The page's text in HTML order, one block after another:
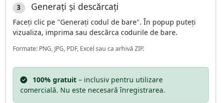
3 Generați și descărcați
Faceți clic pe "Generați codul de bare". În popup puteți
vizualiza, imprima sau descărca codurile de bare.
Formate: PNG, JPG, PDF, Excel sau ca arhivă ZIP.
100% gratuit– inclusiv pentru utilizare
comercială. Nu este necesară înregistrarea.